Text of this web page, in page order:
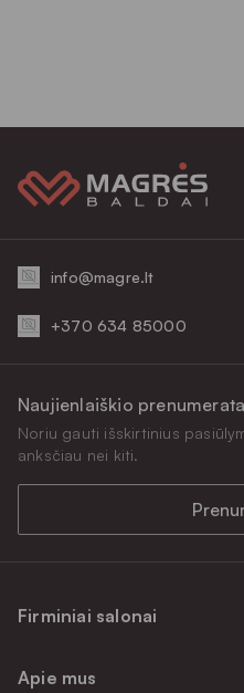
info@magre.lt
+370 634 85000
Firminiai salonai
Apie mus
Naujienlaiškio prenumerata
Noriu gauti išskirtinius
anksčiau nei kiti.